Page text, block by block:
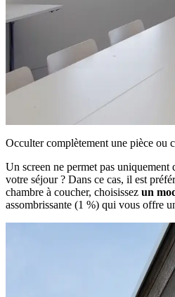
Occulter complètement une pièce ou
Un screen ne permet pas
votre séjour ? Dans ce cas, il est
chambre à coucher, choisissez un
assombrissante (1 %) qui vous offre